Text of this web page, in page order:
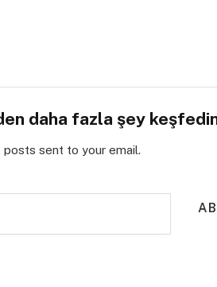
daha fazla şey
sent to your email.